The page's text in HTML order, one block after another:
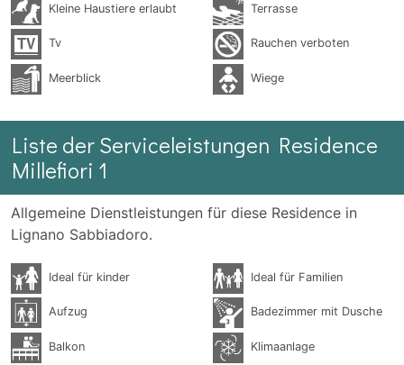
Kleine Haustiere erlaubt Terrasse
Tv Rauchen verboten
Meerblick Wiege
Liste der Serviceleistungen Residence
Millefiori 1
Allgemeine Dienstleistungen für diese Residence in
Lignano Sabbiadoro.
Ideal für kinder Ideal für Familien
Aufzug Badezimmer mit Dusche
Balkon Klimaanlage